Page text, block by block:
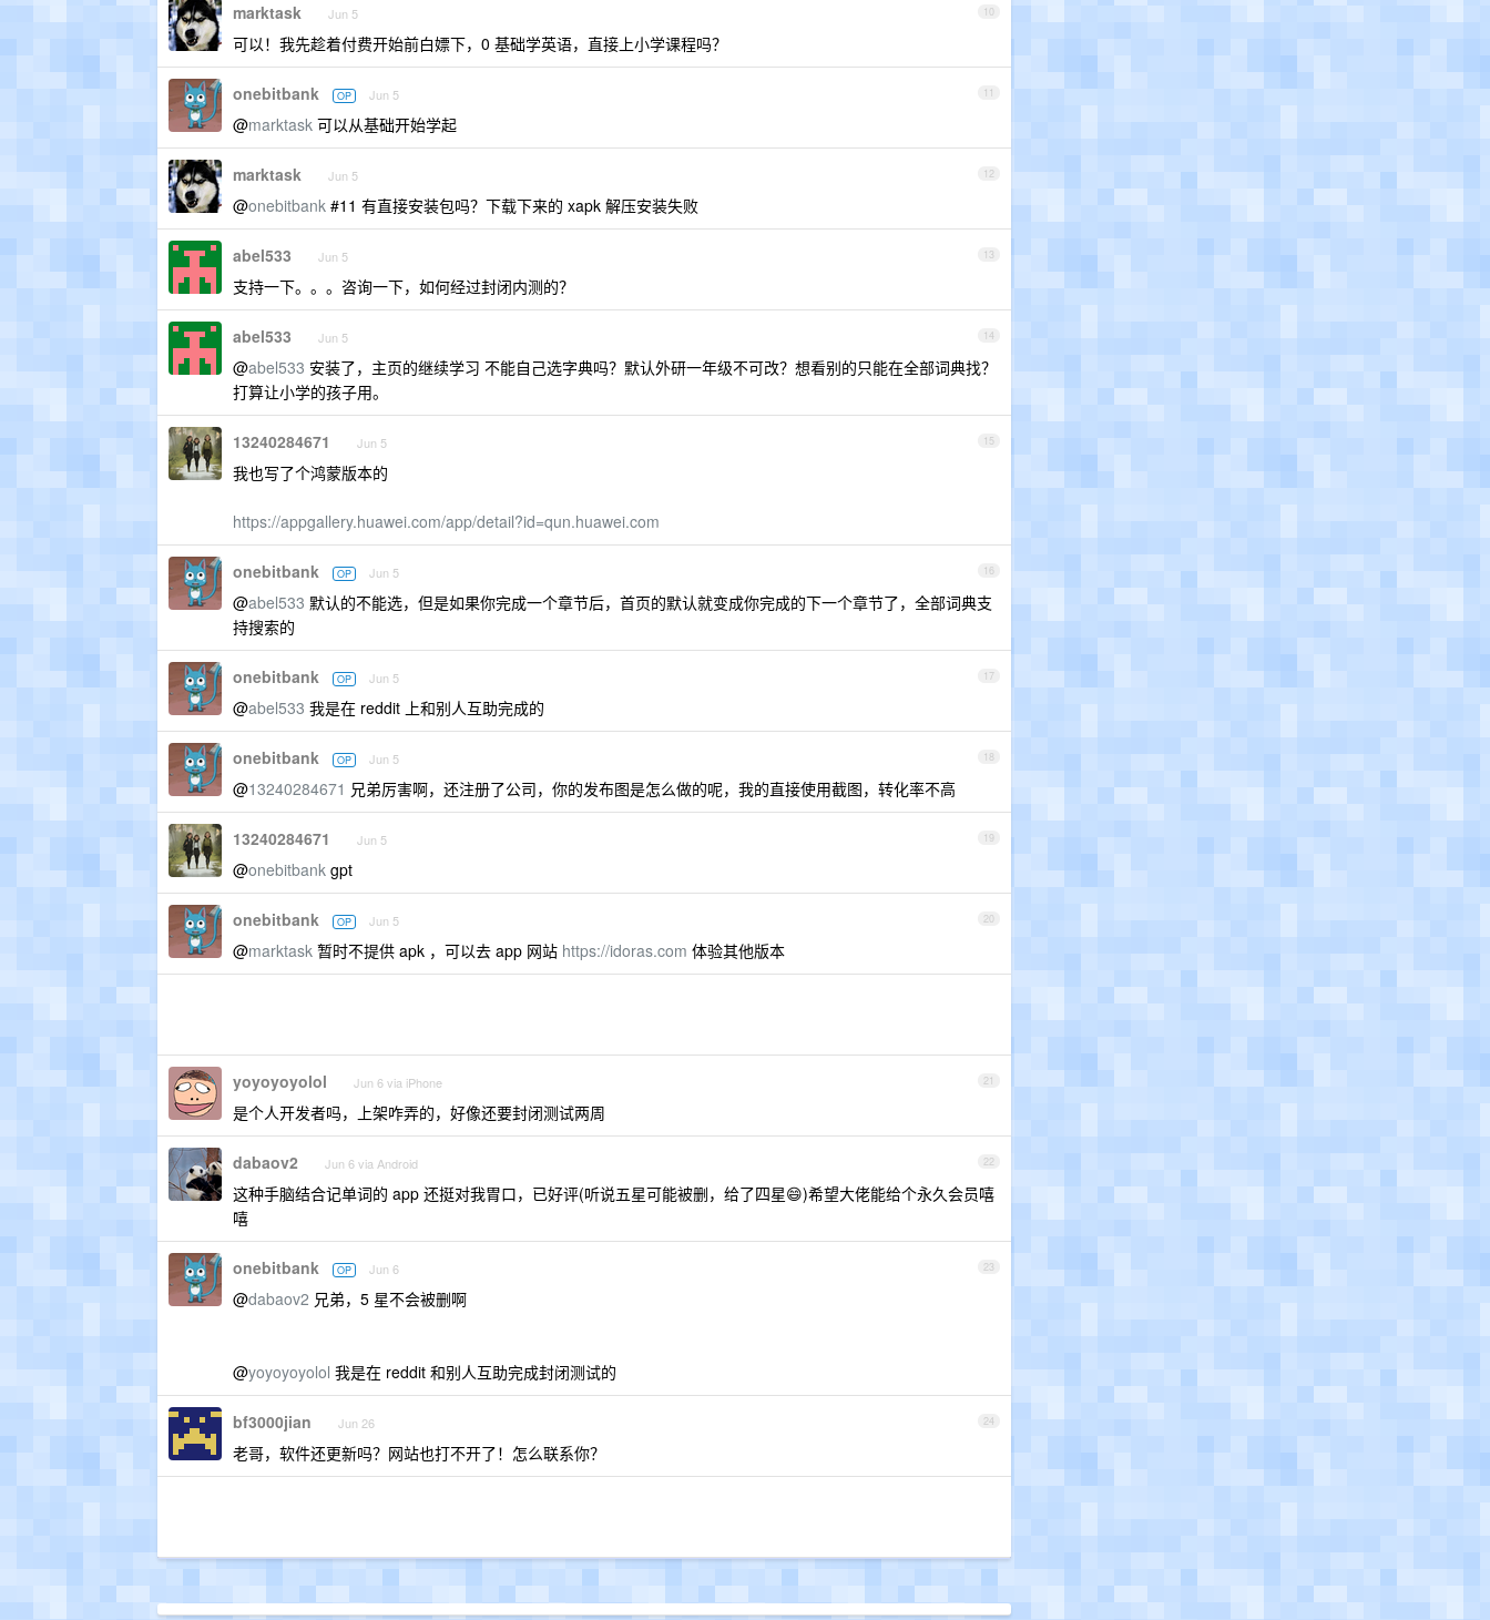
10
marktask Jun 5
可以！我先趁着付费开始前白嫖下，0 基础学英语，直接上小学课程吗？
11
onebitbank OP Jun 5
@marktask 可以从基础开始学起
12
marktask Jun 5
@onebitbank #11 有直接安装包吗？下载下来的 xapk 解压安装失败
13
abel533 Jun 5
支持一下。。。咨询一下，如何经过封闭内测的？
14
abel533 Jun 5
@abel533 安装了，主页的继续学习 不能自己选字典吗？默认外研一年级不可改？想看别的只能在全部词典找？
打算让小学的孩子用。
15
13240284671 Jun 5
我也写了个鸿蒙版本的
https://appgallery.huawei.com/app/detail?id=qun.huawei.com
16
onebitbank OP Jun 5
@abel533 默认的不能选，但是如果你完成一个章节后，首页的默认就变成你完成的下一个章节了，全部词典支
持搜索的
17
onebitbank OP Jun 5
@abel533 我是在 reddit 上和别人互助完成的
18
onebitbank OP Jun 5
@13240284671 兄弟厉害啊，还注册了公司，你的发布图是怎么做的呢，我的直接使用截图，转化率不高
19
13240284671 Jun 5
@onebitbank gpt
20
onebitbank OP Jun 5
@marktask 暂时不提供 apk ，可以去 app 网站 https://idoras.com 体验其他版本
21
yoyoyoyolol Jun 6 via iPhone
是个人开发者吗，上架咋弄的，好像还要封闭测试两周
22
dabaov2 Jun 6 via Android
这种手脑结合记单词的 app 还挺对我胃口，已好评(听说五星可能被删，给了四星😄)希望大佬能给个永久会员嘻
嘻
23
onebitbank OP Jun 6
@dabaov2 兄弟，5 星不会被删啊
@yoyoyoyolol 我是在 reddit 和别人互助完成封闭测试的
24
bf3000jian Jun 26
老哥，软件还更新吗？网站也打不开了！怎么联系你？